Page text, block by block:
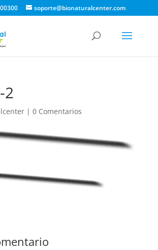
soporte@bionaturalcenter.com
2
| 0 Comentarios